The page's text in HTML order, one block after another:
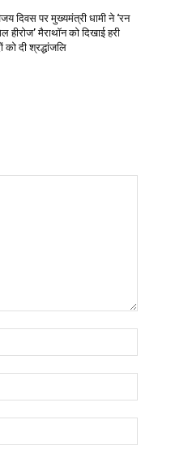
दिवस पर मुख्यमंत्री धामी ने ‘रन
हीरोज’ मैराथॉन को दिखाई हरी
को दी श्रद्धांजलि